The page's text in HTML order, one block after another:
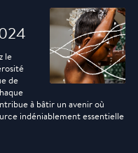
le
de
à bâtir un avenir où
indéniablement essentielle